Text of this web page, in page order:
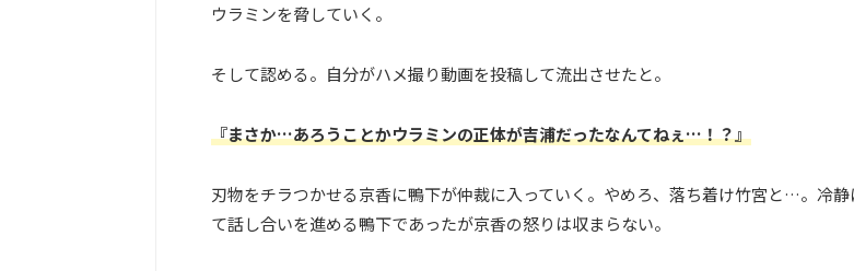
ウラミンを脅していく。
そして認める。自分がハメ撮り動画を投稿して流出させたと。
『まさか…あろうことかウラミンの正体が吉浦だったなんてねぇ…！？』
刃物をチラつかせる京香に鴨下が仲裁に入っていく。やめろ、落ち着け竹宮と…。冷静
て話し合いを進める鴨下であったが京香の怒りは収まらない。